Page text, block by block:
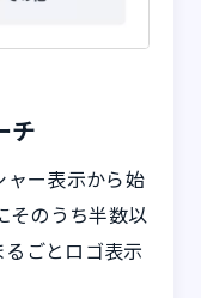
チ
ャー表示から始
そのうち半数以
ごとロゴ表示